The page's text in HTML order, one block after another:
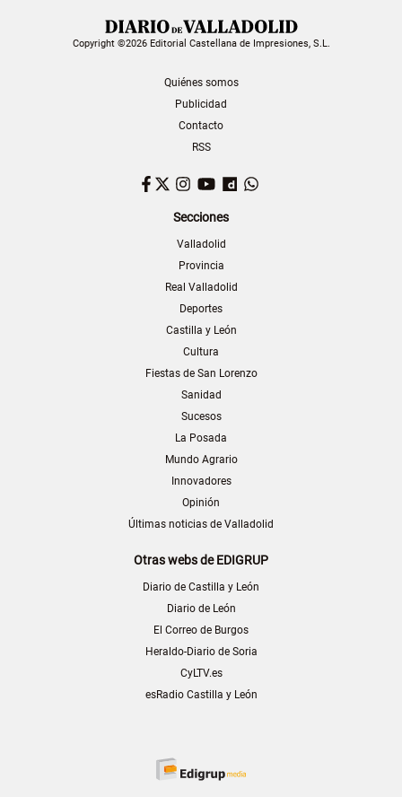
Copyright ©2026 Editorial Castellana de Impresiones, S.L.
Quiénes somos
Publicidad
Contacto
RSS
Facebook
TwitterInstagram
YouTubeDailymotion
Secciones
Valladolid
Provincia
Real Valladolid
Deportes
Castilla y León
Cultura
Fiestas de San Lorenzo
Sanidad
Sucesos
La Posada
Mundo Agrario
Innovadores
Opinión
Últimas noticias de Valladolid
Otras webs de EDIGRUP
Diario de Castilla y León
Diario de León
El Correo de Burgos
Heraldo-Diario de Soria
CyLTV.es
esRadio Castilla y León